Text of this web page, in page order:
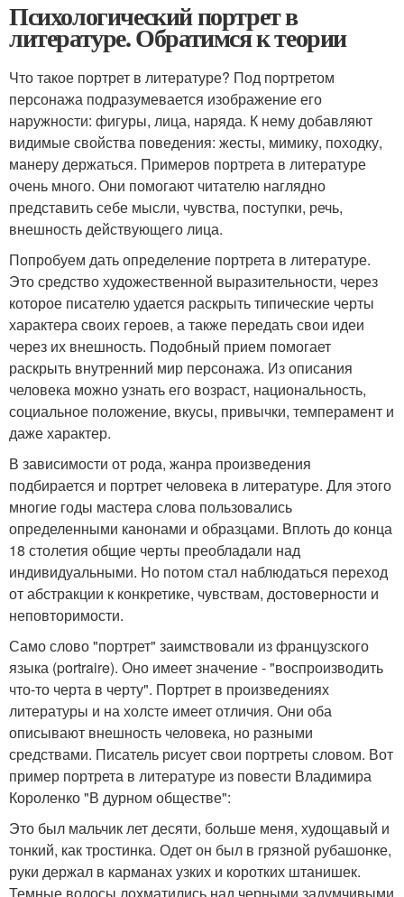
Психологический портрет в
литературе. Обратимся к теории
Что такое портрет в литературе? Под портретом
персонажа подразумевается изображение его
наружности: фигуры, лица, наряда. К нему добавляют
видимые свойства поведения: жесты, мимику, походку,
манеру держаться. Примеров портрета в литературе
очень много. Они помогают читателю наглядно
представить себе мысли, чувства, поступки, речь,
внешность действующего лица.
Попробуем дать определение портрета в литературе.
Это средство художественной выразительности, через
которое писателю удается раскрыть типические черты
характера своих героев, а также передать свои идеи
через их внешность. Подобный прием помогает
раскрыть внутренний мир персонажа. Из описания
человека можно узнать его возраст, национальность,
социальное положение, вкусы, привычки, темперамент и
даже характер.
В зависимости от рода, жанра произведения
подбирается и портрет человека в литературе. Для этого
многие годы мастера слова пользовались
определенными канонами и образцами. Вплоть до конца
18 столетия общие черты преобладали над
индивидуальными. Но потом стал наблюдаться переход
от абстракции к конкретике, чувствам, достоверности и
неповторимости.
Само слово "портрет" заимствовали из французского
языка (portraire). Оно имеет значение - "воспроизводить
что-то черта в черту". Портрет в произведениях
литературы и на холсте имеет отличия. Они оба
описывают внешность человека, но разными
средствами. Писатель рисует свои портреты словом. Вот
пример портрета в литературе из повести Владимира
Короленко "В дурном обществе":
Это был мальчик лет десяти, больше меня, худощавый и
тонкий, как тростинка. Одет он был в грязной рубашонке,
руки держал в карманах узких и коротких штанишек.
Темные волосы лохматились над черными задумчивыми